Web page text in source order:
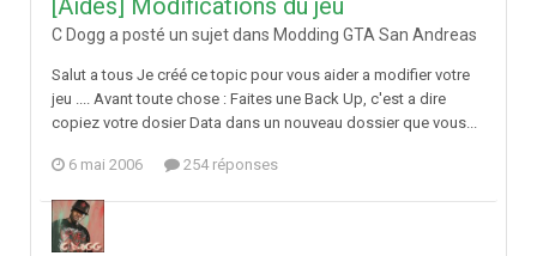
[Aides] Modifications du jeu
C Dogg a posté un sujet dans Modding GTA San Andreas
Salut a tous Je créé ce topic pour vous aider a modifier votre
jeu .... Avant toute chose : Faites une Back Up, c'est a dire
copiez votre dosier Data dans un nouveau dossier que vous...
6 mai 2006 254 réponses